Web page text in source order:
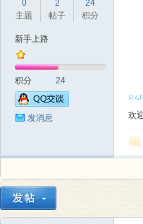
0
主题
2
帖子
24
积分
新手上路
积分 24
发消息 欢